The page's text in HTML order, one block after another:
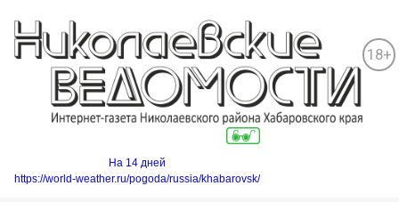
18+
На 14 дней
https://world-weather.ru/pogoda/russia/khabarovsk/